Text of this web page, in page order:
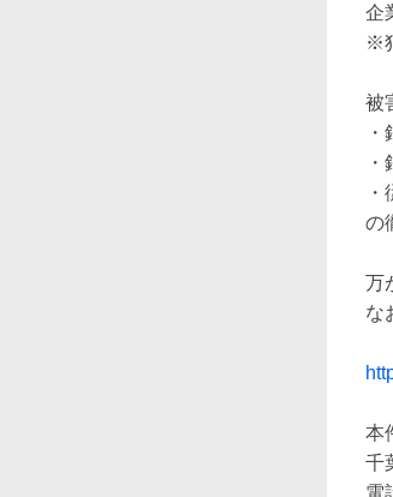
企
※
被
の
万
な
本
千
電